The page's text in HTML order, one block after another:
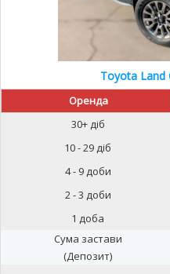
Toyota Land
Оренда
30+ діб
10 - 29 діб
4 - 9 доби
2 - 3 доби
1 доба
Сума застави
(Депозит)